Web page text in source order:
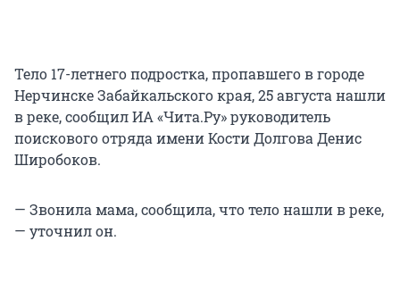
Тело 17-летнего подростка, пропавшего в городе
Нерчинске Забайкальского края, 25 августа нашли
в реке, сообщил ИА «Чита.Ру» руководитель
поискового отряда имени Кости Долгова Денис
Широбоков.
— Звонила мама, сообщила, что тело нашли в реке,
— уточнил он.